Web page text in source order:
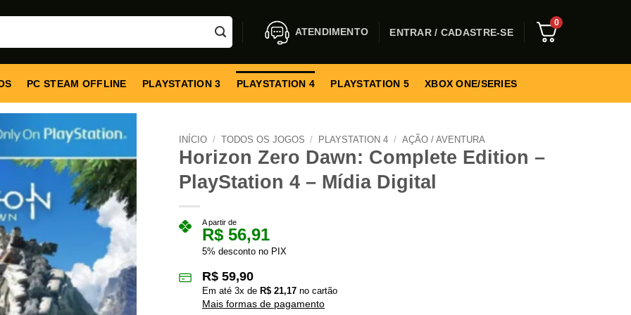
ATENDIMENTO ENTRAR / CADASTRE-SE
0
PC STEAM OFFLINE PLAYSTATION 3 PLAYSTATION 4 PLAYSTATION 5 XBOX ONE/SERIES
INÍCIO / TODOS OS JOGOS / PLAYSTATION 4 / AÇÃO / AVENTURA
Horizon Zero Dawn: Complete Edition –
PlayStation 4 – Mídia Digital
A partir de
R$ 56,91
5% desconto no PIX
R$ 59,90
Em até 3x de R$ 21,17 no cartão
Mais formas de pagamento